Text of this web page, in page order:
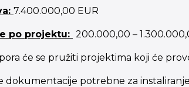
7.400.000,00 EUR
po projektu: 200.000,00 –
će se pružiti projektima koji će
dokumentacije potrebne za